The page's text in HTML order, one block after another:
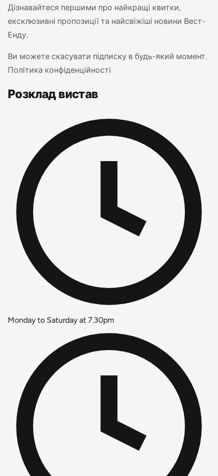
Дізнавайтеся першими про найкращі квитки,
ексклюзивні пропозиції та найсвіжіші новини Вест-
Енду.
Ви можете скасувати підписку в будь-який момент.
Політика конфіденційності
Розклад вистав
Monday to Saturday at 7.30pm